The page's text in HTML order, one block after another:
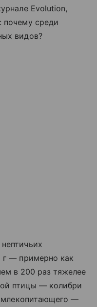
Evolution,
почему среди
видов?
г — примерно как
в 200 раз тяжелее
птицы — колибри
млекопитающего —